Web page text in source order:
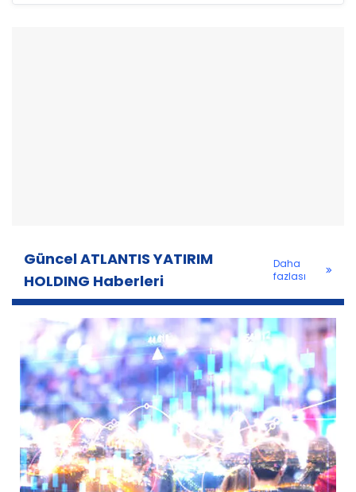
Güncel ATLANTIS YATIRIM
HOLDING Haberleri
Daha
fazlası